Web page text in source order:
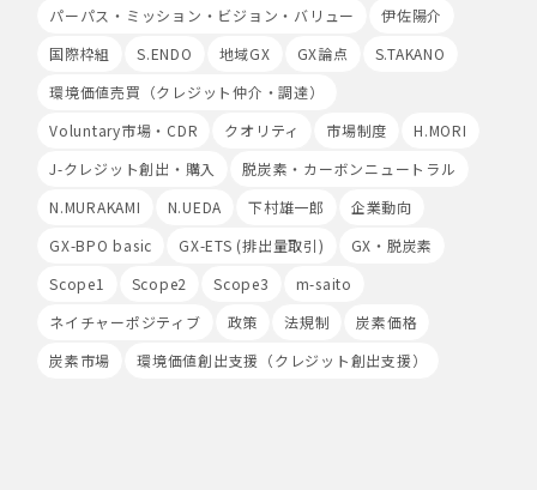
データベース等の範囲を限定しています。
の不正アクセス又は不正ソフトウェアから保護する仕組み
を導入しています。
7.本人が容易に認識できない方法による個人情報の取り扱
当社は、最適なサービスの提供と利便性の向上を目的とし
て、Cookieの使用並びに利用者様のIPアドレス、アクセ
の収集を行うことがあります。また、広告の効果測定のた
め、第三者の運営するツールから当社サイトを訪れる前に
クリックされている広告の情報(クリック日や広告掲載サ
イト等)を取得し、ご提供いただいた個人情報と照合する
Cookieの使用は任意ですが、受け入れを拒否した場合
パーパス・ミッション・ビジョン・バリュー
伊佐陽介
国際枠組
S.ENDO 地域GX GX論点
S.TAKANO
環境価値売買（クレジット仲介・調達）
Voluntary市場・CDR
クオリティ 市場制度
H.MORI
J-クレジット創出・購入
脱炭素・カーボンニュートラル
N.MURAKAMI
N.UEDA 下村雄一郎
企業動向
GX-BPO basic
GX-ETS (排出量取引)
GX・脱炭素
Scope1
Scope2 Scope3
m-saito
ネイチャーポジティブ
政策 法規制
炭素価格
炭素市場
環境価値創出支援（クレジット創出支援）